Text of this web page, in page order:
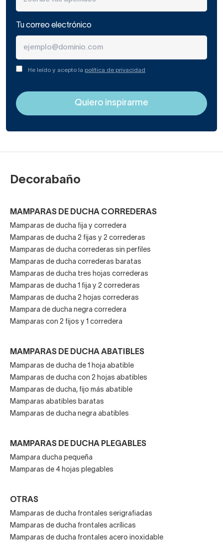
Tu correo electrónico
He leído y acepto la política de privacidad
Decorabaño
MAMPARAS DE DUCHA CORREDERAS
Mamparas de ducha fija y corredera
Mamparas de ducha 2 fijas y 2 correderas
Mamparas de ducha correderas sin perfiles
Mamparas de ducha correderas baratas
Mamparas de ducha tres hojas correderas
Mamparas de ducha 1 fija y 2 correderas
Mamparas de ducha 2 hojas correderas
Mampara de ducha negra corredera
Mamparas con 2 fijos y 1 corredera
MAMPARAS DE DUCHA ABATIBLES
Mamparas de ducha de 1 hoja abatible
Mamparas de ducha con 2 hojas abatibles
Mamparas de ducha, fijo más abatible
Mamparas abatibles baratas
Mamparas de ducha negra abatibles
MAMPARAS DE DUCHA PLEGABLES
Mampara ducha pequeña
Mamparas de 4 hojas plegables
OTRAS
Mamparas de ducha frontales serigrafiadas
Mamparas de ducha frontales acrílicas
Mamparas de ducha frontales acero inoxidable